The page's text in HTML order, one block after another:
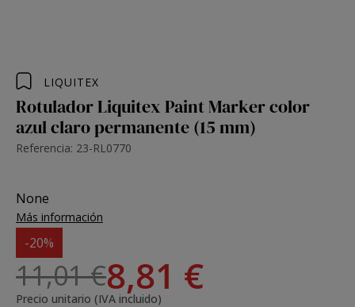
LIQUITEX
Rotulador Liquitex Paint Marker color
azul claro permanente (15 mm)
Referencia: 23-RL0770
None
Más información
-20%
11,01 €8,81 €
Precio unitario (IVA incluido)